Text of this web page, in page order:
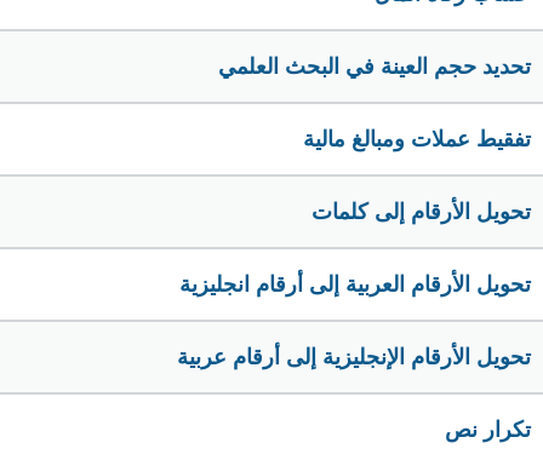
تحديد حجم العينة في البحث العلمي
تفقيط عملات ومبالغ مالية
تحويل الأرقام إلى كلمات
تحويل الأرقام العربية إلى أرقام انجليزية
تحويل الأرقام الإنجليزية إلى أرقام عربية
تكرار نص